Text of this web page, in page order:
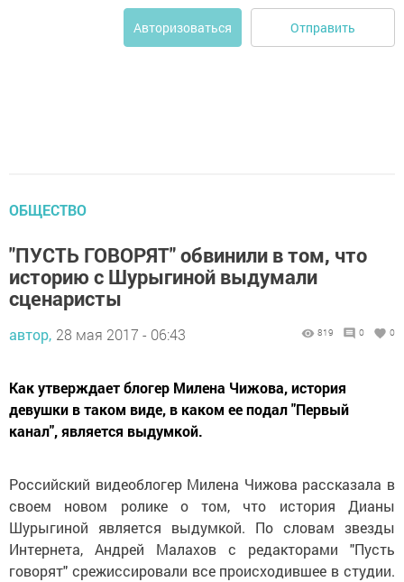
Авторизоваться Отправить
ОБЩЕСТВО
"ПУСТЬ ГОВОРЯТ" обвинили в том, что
историю с Шурыгиной выдумали
сценаристы
автор, 28 мая 2017 - 06:43 819 0 0
Как утверждает блогер Милена Чижова, история
девушки в таком виде, в каком ее подал "Первый
канал", является выдумкой.
Российский видеоблогер Милена Чижова рассказала в
своем новом ролике о том, что история Дианы
Шурыгиной является выдумкой. По словам звезды
Интернета, Андрей Малахов с редакторами "Пусть
говорят" срежиссировали все происходившее в студии.